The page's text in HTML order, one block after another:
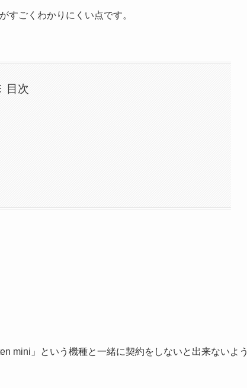
すごくわかりにくい点です。
目次
mini」という機種と一緒に契約をしないと出来ないよう